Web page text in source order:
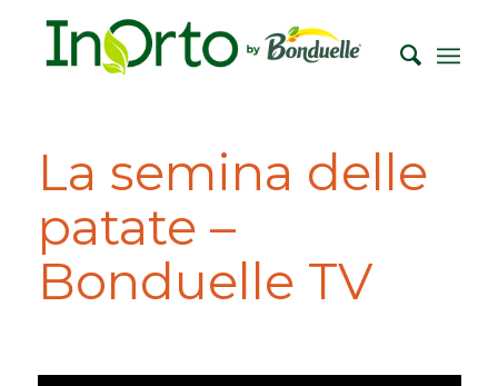
La semina delle
patate –
Bonduelle TV